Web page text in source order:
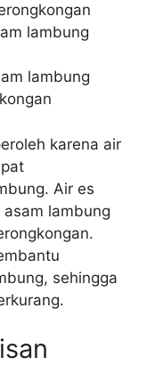
lambung
lambung
karena air
Air es
lambung
sehingga